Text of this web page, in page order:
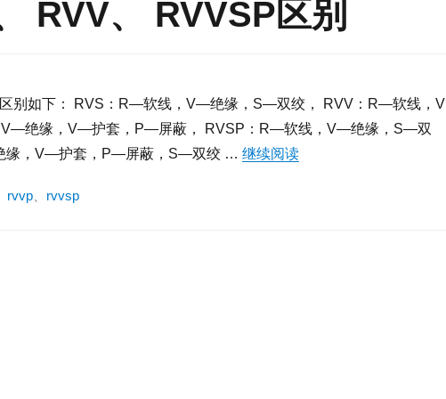
RVV、 RVVSP区别
别如下： RVS：R—软线，V—绝缘，S—双绞， RVV：R—软线，V
绝缘，V—护套，P—屏蔽， RVSP：R—软线，V—绝缘，S—双
缘，V—护套，P—屏蔽，S—双绞 … 继续阅读
rvvp rvvsp